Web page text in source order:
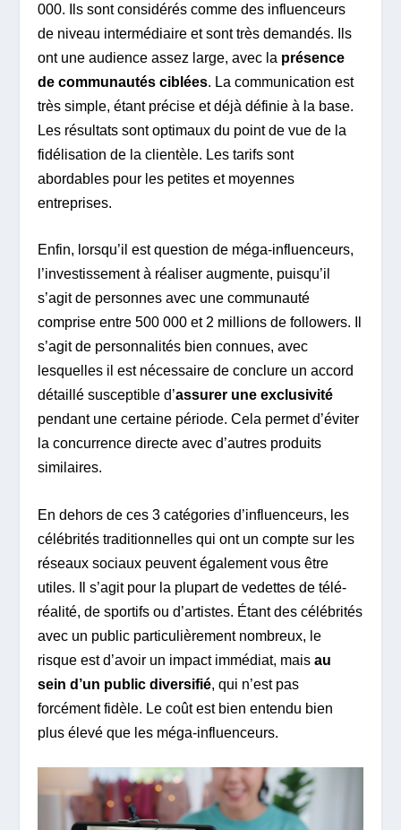
000. Ils sont considérés comme des influenceurs
de niveau intermédiaire et sont très demandés. Ils
ont une audience assez large, avec la présence
de communautés ciblées. La communication est
très simple, étant précise et déjà définie à la base.
Les résultats sont optimaux du point de vue de la
fidélisation de la clientèle. Les tarifs sont
abordables pour les petites et moyennes
entreprises.
Enfin, lorsqu’il est question de méga-influenceurs,
l’investissement à réaliser augmente, puisqu’il
s’agit de personnes avec une communauté
comprise entre 500 000 et 2 millions de followers. Il
s’agit de personnalités bien connues, avec
lesquelles il est nécessaire de conclure un accord
détaillé susceptible d’assurer une exclusivité
pendant une certaine période. Cela permet d’éviter
la concurrence directe avec d’autres produits
similaires.
En dehors de ces 3 catégories d’influenceurs, les
célébrités traditionnelles qui ont un compte sur les
réseaux sociaux peuvent également vous être
utiles. Il s’agit pour la plupart de vedettes de télé-
réalité, de sportifs ou d’artistes. Étant des célébrités
avec un public particulièrement nombreux, le
risque est d’avoir un impact immédiat, maisau
sein d’un public diversifié, qui n’est pas
forcément fidèle. Le coût est bien entendu bien
plus élevé que les méga-influenceurs.